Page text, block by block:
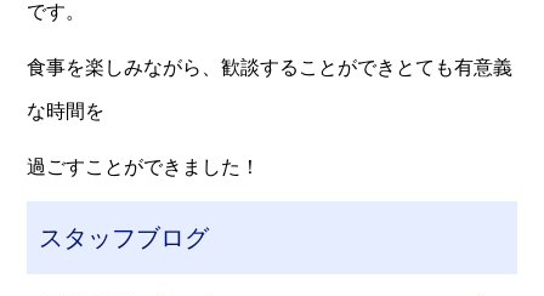
です。
食事を楽しみながら、歓談することができとても有意義
な時間を
過ごすことができました！
スタッフブログ